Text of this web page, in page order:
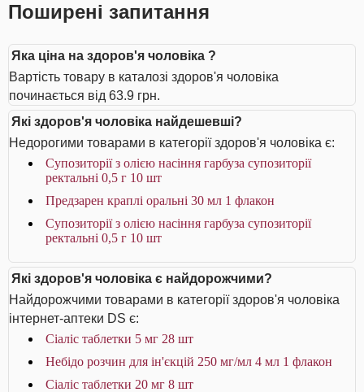
Поширені запитання
Яка ціна на здоров'я чоловіка ?
Вартість товару в каталозі здоров'я чоловіка
починається від 63.9 грн.
Які здоров'я чоловіка найдешевші?
Недорогими товарами в категорії здоров'я чоловіка є:
Супозиторії з олією насіння гарбуза супозиторії
ректальні 0,5 г 10 шт
Предзарен краплі оральні 30 мл 1 флакон
Супозиторії з олією насіння гарбуза супозиторії
ректальні 0,5 г 10 шт
Які здоров'я чоловіка є найдорожчими?
Найдорожчими товарами в категорії здоров'я чоловіка
інтернет-аптеки DS є:
Сіаліс таблетки 5 мг 28 шт
Небідо розчин для ін'єкцій 250 мг/мл 4 мл 1 флакон
Сіаліс таблетки 20 мг 8 шт